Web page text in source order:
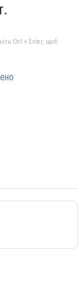
Ctrl + Enter, щоб